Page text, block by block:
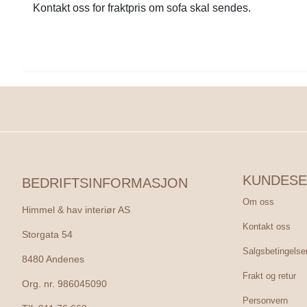
Kontakt oss for fraktpris om sofa skal sendes.
BEDRIFTSINFORMASJON
Himmel & hav interiør AS
Storgata 54
8480 Andenes
Org. nr. 986045090
Om oss
Kontakt oss
Frakt og retur
Personvern